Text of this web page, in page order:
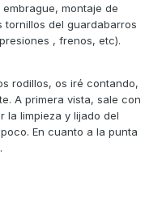
montaje de
tornillos del guardabarros
, frenos, etc).
rodillos, os iré contando,
A primera vista, sale con
la limpieza y lijado del
En cuanto a la punta